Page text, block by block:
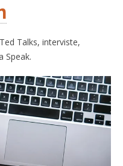
Talks, interviste,
Speak.